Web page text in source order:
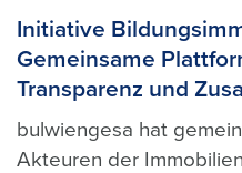
Initiative
Gemeinsame
Transparenz und
bulwiengesa hat
Akteuren der